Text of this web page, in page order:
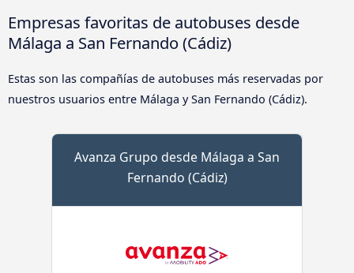
Empresas favoritas de autobuses desde
Málaga a San Fernando (Cádiz)
Estas son las compañías de autobuses más reservadas por
nuestros usuarios entre Málaga y San Fernando (Cádiz).
Avanza Grupo desde Málaga a San
Fernando (Cádiz)